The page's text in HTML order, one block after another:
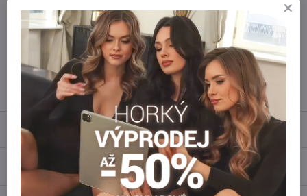
Máte zájem o více kusů ?
Kontaktujte nás na mail, zboží pro Vás doskladníme!
info​@everlady​.eu
Popis
Recenze